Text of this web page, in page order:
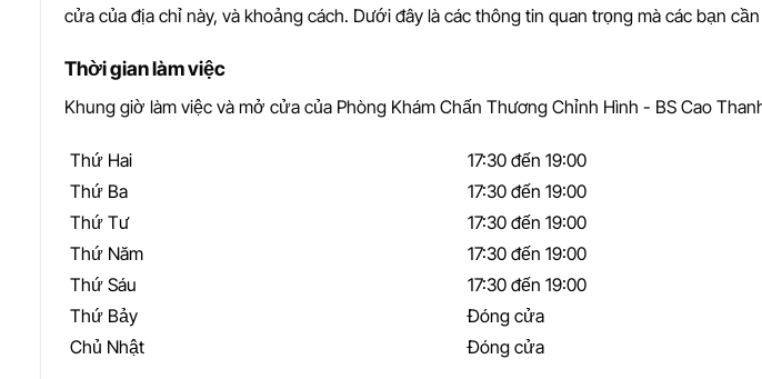
cửa của địa chỉ này, và khoảng cách. Dưới đây là các thông tin quan trọng mà các bạn
Thời gian làm việc
Khung giờ làm việc và mở cửa của Phòng Khám Chấn Thương Chỉnh Hình - BS Cao
Thứ Hai
17:30 đến 19:00
Thứ Ba
17:30 đến 19:00
Thứ Tư
17:30 đến 19:00
Thứ Năm
17:30 đến 19:00
Thứ Sáu
17:30 đến 19:00
Thứ Bảy
Đóng cửa
Chủ Nhật
Đóng cửa